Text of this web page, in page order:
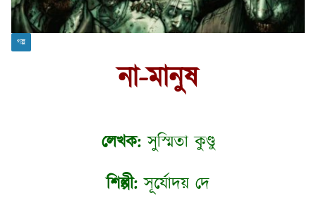
গল্প
না-মানুষ
লেখক:সুস্মিতা কুণ্ডু
শিল্পী: সূর্যোদয় দে